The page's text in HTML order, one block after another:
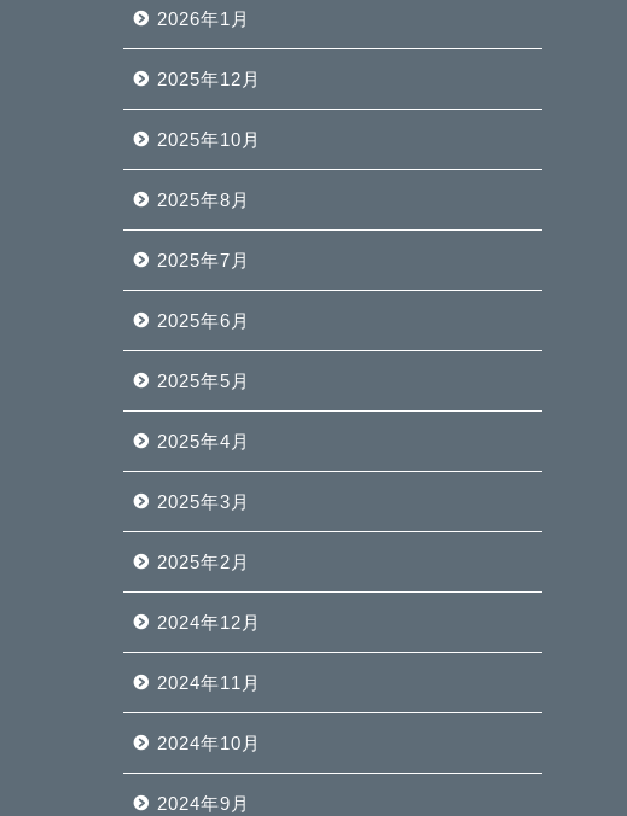
2026年1月
2025年12月
2025年10月
2025年8月
2025年7月
2025年6月
2025年5月
2025年4月
2025年3月
2025年2月
2024年12月
2024年11月
2024年10月
2024年9月